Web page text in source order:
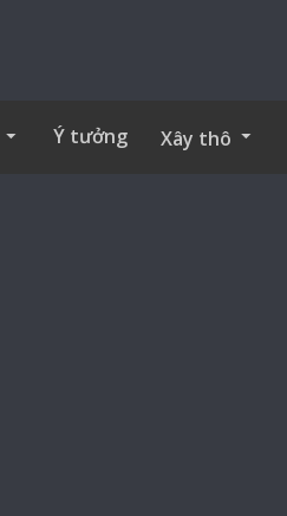
Ý tưởng Xây thô